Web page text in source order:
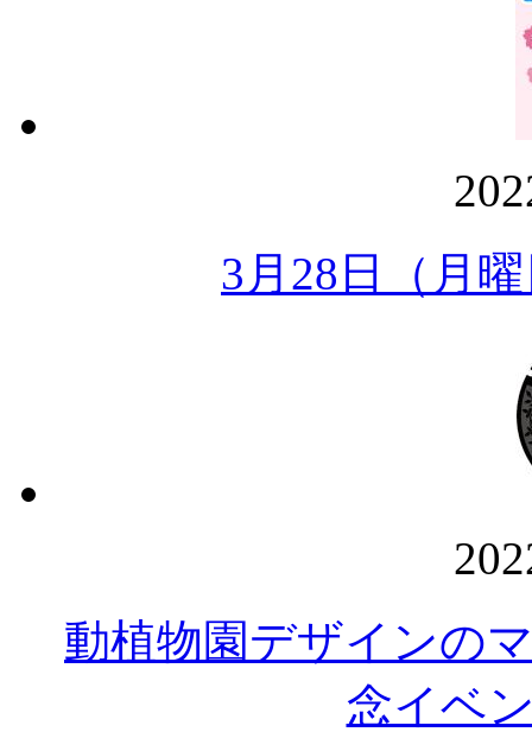
3月28日（月
動植物園デザインの
念イベ